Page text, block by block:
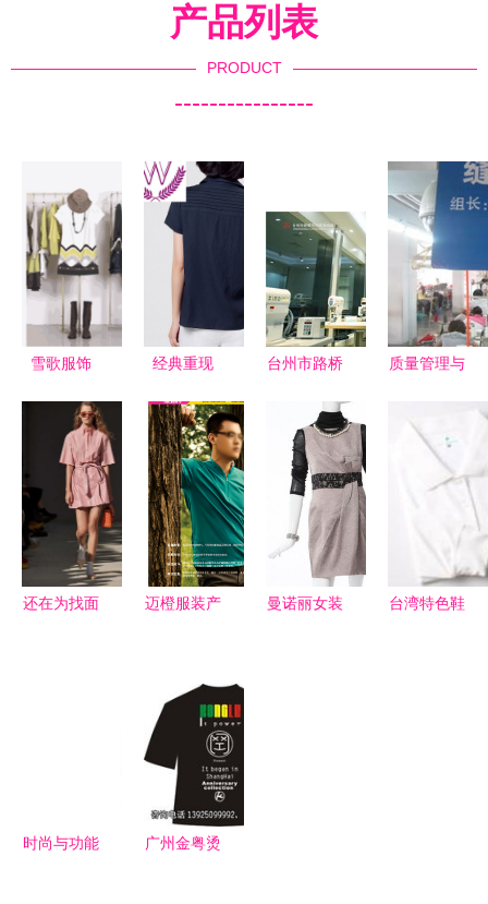
产品列表
PRODUCT
----------------
雪歌服饰
现代时尚的
交融之美
经典重现
MEERYCO
2016夏装
纯色宽松衬
衫的时尚魅
力
台州市路桥
械厂 专业
铸就品质，
创新引领未
来
质量管理与
融合 服装
与化妆品行
业的双赢之
还在为找面
迈橙服装产
图录
曼诺丽女装
台湾特色鞋
时尚与功能
广州金粤烫